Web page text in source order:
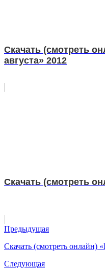
Скачать (смотреть
августа» 2012
Скачать (смотреть
Предыдущая
Скачать (смотреть онлайн)
Следующая